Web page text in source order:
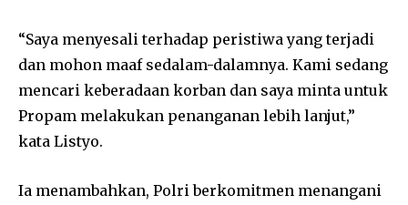
“Saya menyesali terhadap peristiwa yang terjadi
dan mohon maaf sedalam-dalamnya. Kami sedang
mencari keberadaan korban dan saya minta untuk
Propam melakukan penanganan lebih lanjut,”
kata Listyo.
Ia menambahkan, Polri berkomitmen menangani